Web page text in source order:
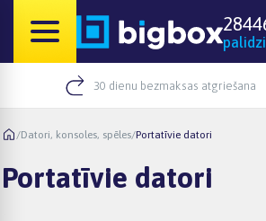
30 dienu bezmaksas atgriešana
/Datori, konsoles, spēles/Portatīvie datori
Portatīvie datori